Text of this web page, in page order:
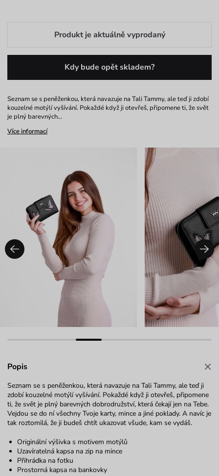
Produkt je aktuálně vyprodaný
Kdy bude opět skladem?
Seznam se s peněženkou, která navazuje na Tali Tammy, ale teď ji zdobí
kouzelné motýlí vyšívání. Pokaždé když ji otevřeš, připomene ti, že svět
je plný barevných…
Více informací
Popis
Seznam se s peněženkou, která navazuje na Tali Tammy, ale teď ji
zdobí kouzelné motýlí vyšívání. Pokaždé když ji otevřeš, připomene
ti, že svět je plný barevných dobrodružství, která čekají jen na Tebe.
Vejdou se do ní všechny Tvoje karty, mince a jiné poklady. A navíc je
tak roztomilá, že ji budeš chtít ukazovat všude, kam se vydáš.
Originální výšivka s motivem motýlů
Uzavíratelná kapsa na zip na mince
Přihrádka na fotku
Prostorná kapsa na bankovky